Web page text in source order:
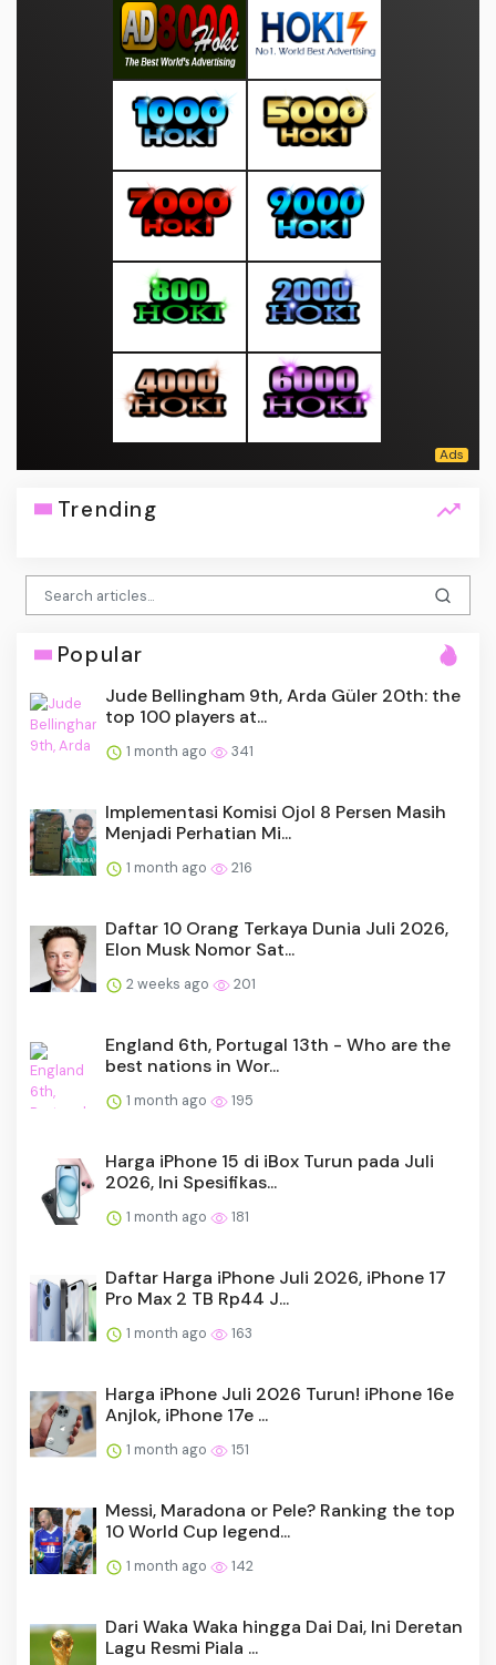
Trending
Popular
Jude Bellingham 9th, Arda Güler 20th: the
top 100 players at...
1 month ago 341
Implementasi Komisi Ojol 8 Persen Masih
Menjadi Perhatian Mi...
1 month ago 216
Daftar 10 Orang Terkaya Dunia Juli 2026,
Elon Musk Nomor Sat...
2 weeks ago 201
England 6th, Portugal 13th - Who are the
best nations in Wor...
1 month ago 195
Harga iPhone 15 di iBox Turun pada Juli
2026, Ini Spesifikas...
1 month ago 181
Daftar Harga iPhone Juli 2026, iPhone 17
Pro Max 2 TB Rp44 J...
1 month ago 163
Harga iPhone Juli 2026 Turun! iPhone 16e
Anjlok, iPhone 17e ...
1 month ago 151
Messi, Maradona or Pele? Ranking the top
10 World Cup legend...
1 month ago 142
Dari Waka Waka hingga Dai Dai, Ini Deretan
Lagu Resmi Piala ...